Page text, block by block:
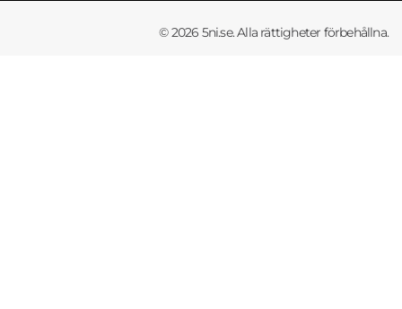
© 2026 5ni.se. Alla rättigheter förbehållna.